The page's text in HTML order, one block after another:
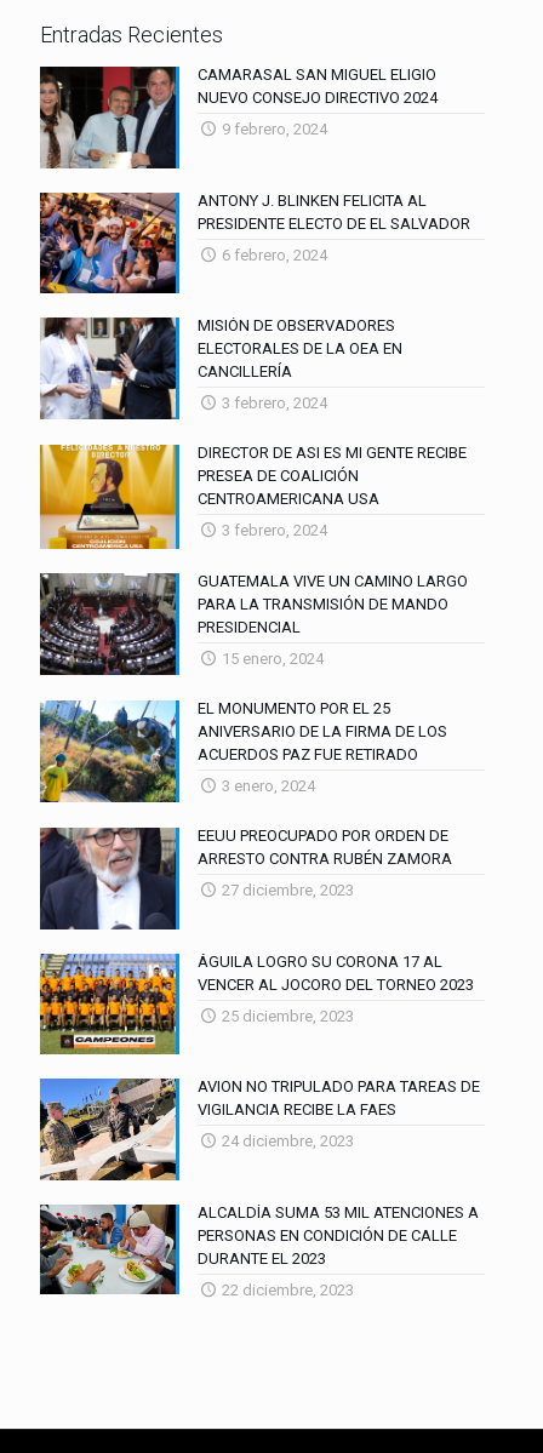
Entradas Recientes
CAMARASAL SAN MIGUEL ELIGIO
NUEVO CONSEJO DIRECTIVO 2024
9 febrero, 2024
ANTONY J. BLINKEN FELICITA AL
PRESIDENTE ELECTO DE EL SALVADOR
6 febrero, 2024
MISIÓN DE OBSERVADORES
ELECTORALES DE LA OEA EN
CANCILLERÍA
3 febrero, 2024
DIRECTOR DE ASI ES MI GENTE RECIBE
PRESEA DE COALICIÓN
CENTROAMERICANA USA
3 febrero, 2024
GUATEMALA VIVE UN CAMINO LARGO
PARA LA TRANSMISIÓN DE MANDO
PRESIDENCIAL
15 enero, 2024
EL MONUMENTO POR EL 25
ANIVERSARIO DE LA FIRMA DE LOS
ACUERDOS PAZ FUE RETIRADO
3 enero, 2024
EEUU PREOCUPADO POR ORDEN DE
ARRESTO CONTRA RUBÉN ZAMORA
27 diciembre, 2023
ÁGUILA LOGRO SU CORONA 17 AL
VENCER AL JOCORO DEL TORNEO 2023
25 diciembre, 2023
AVION NO TRIPULADO PARA TAREAS DE
VIGILANCIA RECIBE LA FAES
24 diciembre, 2023
ALCALDÍA SUMA 53 MIL ATENCIONES A
PERSONAS EN CONDICIÓN DE CALLE
DURANTE EL 2023
22 diciembre, 2023